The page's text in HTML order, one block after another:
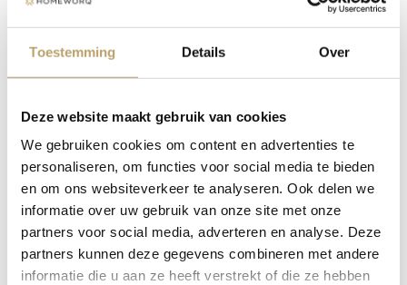
Toestemming Details Over
Deze website maakt gebruik van cookies
We gebruiken cookies om content en advertenties te
personaliseren, om functies voor social media te bieden
en om ons websiteverkeer te analyseren. Ook delen we
informatie over uw gebruik van onze site met onze
partners voor social media, adverteren en analyse. Deze
partners kunnen deze gegevens combineren met andere
informatie die u aan ze heeft verstrekt of die ze hebben
Vanaf85,- Vanaf85,-
Set boven- en
Set boven- en